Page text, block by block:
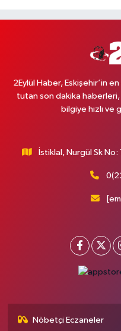
2Eylül Haber, Eskişehir’in
tutan son dakika haberleri,
bilgiye hızlı ve
İstiklal, Nurgül Sk
Nöbetçi Eczaneler